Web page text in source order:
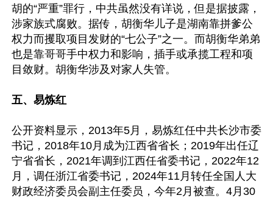
胡的“严重”罪行，中共虽然没有详说，但是据披露，
涉家族式腐败。据传，胡衡华儿子是湖南靠拼爹公
权力而攫取项目发财的“七公子”之一。而胡衡华弟弟
也是靠哥哥手中权力和影响，插手或承揽工程和项
目敛财。胡衡华涉及对家人失管。
五、易炼红
公开资料显示，2013年5月，易炼红任中共长沙市委
书记，2018年10月成为江西省省长；2019年出任辽
宁省省长，2021年调到江西任省委书记，2022年12
月，调任浙江省委书记，2024年11月转任全国人大
财政经济委员会副主任委员，今年2月被查。4月30